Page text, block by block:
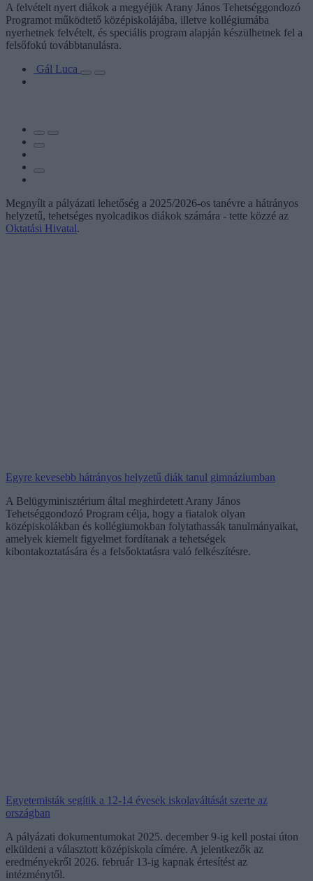
A felvételt nyert diákok a megyéjük Arany János Tehetséggondozó
Programot működtető középiskolájába, illetve kollégiumába
nyerhetnek felvételt, és speciális program alapján készülhetnek fel a
felsőfokú továbbtanulásra.
Gál Luca
Megnyílt a pályázati lehetőség a 2025/2026-os tanévre a hátrányos
helyzetű, tehetséges nyolcadikos diákok számára - tette közzé az
Oktatási Hivatal.
Egyre kevesebb hátrányos helyzetű diák tanul gimnáziumban
A Belügyminisztérium által meghirdetett Arany János
Tehetséggondozó Program célja, hogy a fiatalok olyan
középiskolákban és kollégiumokban folytathassák tanulmányaikat,
amelyek kiemelt figyelmet fordítanak a tehetségek
kibontakoztatására és a felsőoktatásra való felkészítésre.
Egyetemisták segítik a 12-14 évesek iskolaváltását szerte az
országban
A pályázati dokumentumokat 2025. december 9-ig kell postai úton
elküldeni a választott középiskola címére. A jelentkezők az
eredményekről 2026. február 13-ig kapnak értesítést az
intézménytől.